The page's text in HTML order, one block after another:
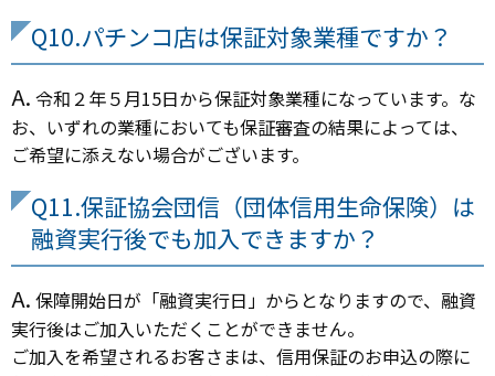
Q10.パチンコ店は保証対象業種ですか？
A. 令和２年５月15日から保証対象業種になっています。な
お、いずれの業種においても保証審査の結果によっては、
ご希望に添えない場合がございます。
Q11.保証協会団信（団体信用生命保険）は
融資実行後でも加入できますか？
A. 保障開始日が「融資実行日」からとなりますので、融資
実行後はご加入いただくことができません。
ご加入を希望されるお客さまは、信用保証のお申込の際に